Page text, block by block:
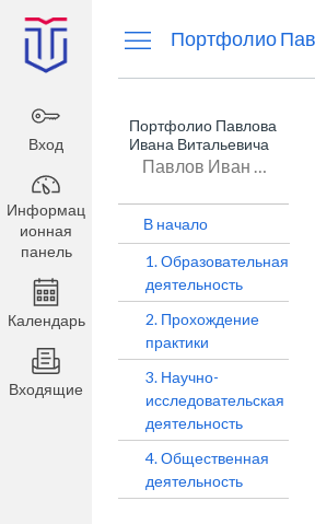
панель
Вход
Информац
ионная
панель
Календарь
Входящие
Портфолио
Портфолио Павлова
Ивана Витальевича
Павлов Иван Витальевич
В начало
1. Образовательная
деятельность
2. Прохождение
практики
3. Научно-
исследовательская
деятельность
4. Общественная
деятельность